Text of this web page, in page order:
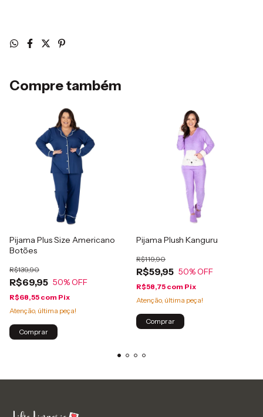
Compre também
Pijama Plus Size Americano
Botões
R$69,95
R$139,90
50% OFF
R$68,55 com Pix
Atenção, última peça!
Comprar
Pijama Plush Kanguru
R$59,95
R$119,90
50% OFF
R$58,75 com Pix
Atenção, última peça!
Comprar